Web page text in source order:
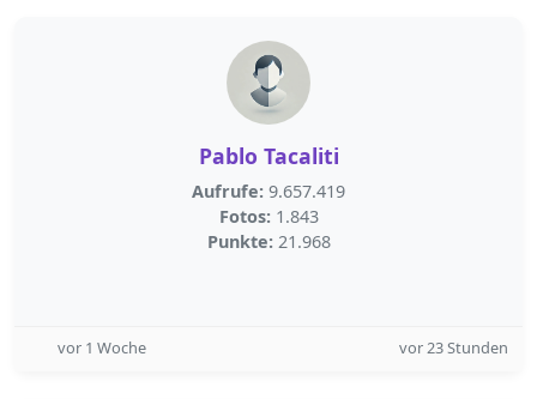
Pablo Tacaliti
Aufrufe: 9.657.419
Fotos: 1.843
Punkte: 21.968
vor 1 Woche vor 23 Stunden